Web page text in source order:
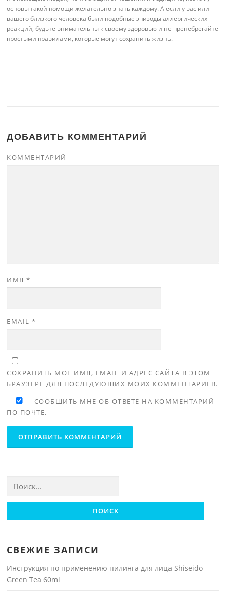
основы такой помощи желательно знать каждому. А если у вас или
вашего близкого человека были подобные эпизоды аллергических
реакций, будьте внимательны к своему здоровью и не пренебрегайте
простыми правилами, которые могут сохранить жизнь.
ДОБАВИТЬ КОММЕНТАРИЙ
КОММЕНТАРИЙ
ИМЯ*
EMAIL*
СОХРАНИТЬ МОЁ ИМЯ, EMAIL И АДРЕС САЙТА В ЭТОМ
БРАУЗЕРЕ ДЛЯ ПОСЛЕДУЮЩИХ МОИХ КОММЕНТАРИЕВ.
СООБЩИТЬ МНЕ ОБ ОТВЕТЕ НА КОММЕНТАРИЙ
ПО ПОЧТЕ.
СВЕЖИЕ ЗАПИСИ
Инструкция по применению пилинга для лица Shiseido
Green Tea 60ml